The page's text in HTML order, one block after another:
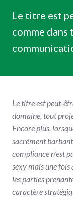
Le titre est
comme
Le titre est peut-
domaine, tout
Encore plus,
sacrément
compliance n’est
sexy mais une fois
les parties
caractère